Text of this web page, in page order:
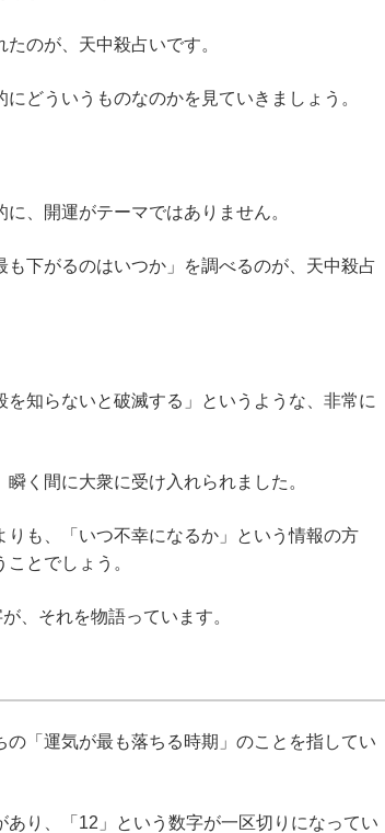
のが、天中殺占いです。
どういうものなのかを見ていきましょう。
、開運がテーマではありません。
下がるのはいつか」を調べるのが、天中殺占
知らないと破滅する」というような、非常に
く間に大衆に受け入れられました。
りも、「いつ不幸になるか」という情報の方
とでしょう。
、それを物語っています。
「運気が最も落ちる時期」のことを指してい
り、「12」という数字が一区切りになってい